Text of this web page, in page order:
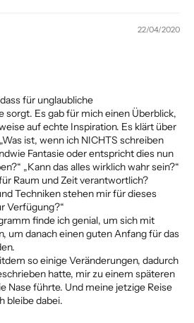
22/04/2020
für unglaubliche
Es gab für mich einen Überblick,
auf echte Inspiration. Es klärt über
ist, wenn ich NICHTS schreiben
Fantasie oder entspricht dies nun
„Kann das alles wirklich wahr sein?“
Raum und Zeit verantwortlich?
Techniken stehen mir für dieses
Verfügung?“
finde ich genial, um sich mit
um danach einen guten Anfang für das
so einige Veränderungen, dadurch
hatte, mir zu einem späteren
Nase führte. Und meine jetzige Reise
bleibe dabei.